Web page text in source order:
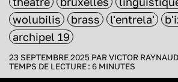
wolubilis
brass l'entrela'
archipel 19
23 SEPTEMBRE 2025 PARVICTOR RAYNAUD
TEMPS DE LECTURE : 6 MINUTES